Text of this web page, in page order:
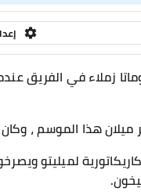
زملاء في الفريق
ميلان هذا الموسم ،
لميليتو